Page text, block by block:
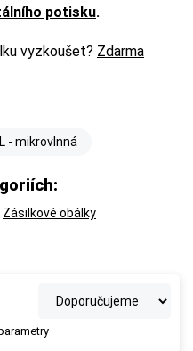
potisku.
vyzkoušet? Zdarma
- mikrovlnná
Zásilkové obálky